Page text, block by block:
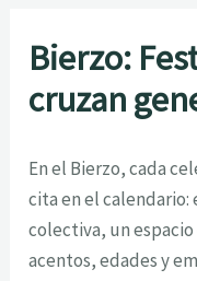
Bierzo:
cruzan
En el Bierzo, cada
cita en el calendario:
colectiva, un
acentos, edades y